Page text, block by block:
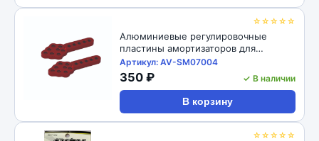
☆☆☆☆☆
Алюминиевые регулировочные
пластины амортизаторов для
радиоуправляемых автомоделей
1/10, 2шт RC-Avtomag (#AV-SM07004)
1/10 RC Car Aluminum Shock Absorber
Adjust Plate Droop Mount
Артикул: AV-SM07004
350 ₽ ✓ В наличии
В корзину
☆☆☆☆☆